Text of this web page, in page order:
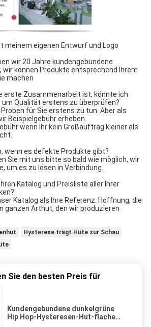
meinem eigenen Entwurf und Logo
wir 20 Jahre kundengebundene
wir können Produkte entsprechend Ihrem
machen
erste Zusammenarbeit ist, könnte ich
um Qualität erstens zu überprüfen?
Proben für Sie erstens zu tun. Aber als
Beispielgebühr erheben.
wenn Ihr kein Großauftrag kleiner als
wenn es defekte Produkte gibt?
Sie mit uns bitte so bald wie möglich, wir
um es zu lösen in Verbindung.
Katalog und Preisliste aller Ihrer
Katalog als Ihre Referenz. Hoffnung, die
ganzen Arthut, den wir produzieren
Hysterese trägt Hüte zur Schau
Sie den besten Preis für
Kundengebundene dunkelgrüne
Hip Hop-Hysteresen-Hut-flache